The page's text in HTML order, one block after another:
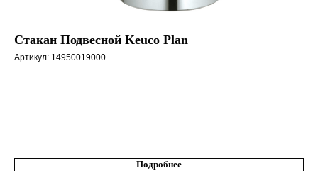
Стакан Подвесной Keuco Plan
Артикул: 14950019000
Подробнее